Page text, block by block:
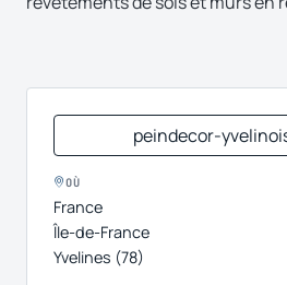
peindecor-
OÙ
France
Île-de-France
Yvelines (78)